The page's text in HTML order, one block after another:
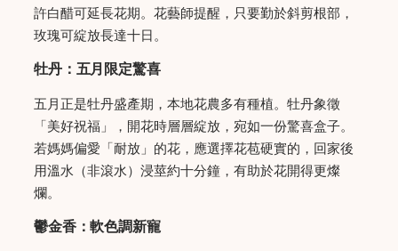
許白醋可延長花期。花藝師提醒，只要勤於斜剪根部，
玫瑰可綻放長達十日。
牡丹：五月限定驚喜
五月正是牡丹盛產期，本地花農多有種植。牡丹象徵
「美好祝福」，開花時層層綻放，宛如一份驚喜盒子。
若媽媽偏愛「耐放」的花，應選擇花苞硬實的，回家後
用溫水（非滾水）浸莖約十分鐘，有助於花開得更燦
爛。
鬱金香：軟色調新寵